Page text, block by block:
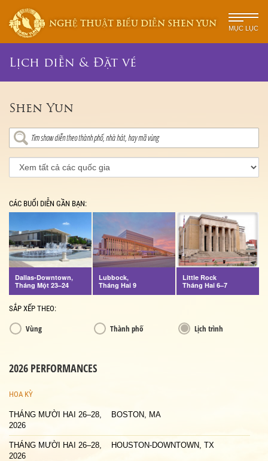
NGHỆ THUẬT BIỂU DIỄN SHEN YUN MỤC LỤC
Lịch diễn & Đặt vé
Shen Yun
CÁC BUỔI DIỄN GẦN BẠN:
Dallas-Downtown,
Tháng Một 23–24
Lubbock,
Tháng Hai 9
Little Rock
Tháng Hai 6–7
SẮP XẾP THEO:
Vùng
Thành phố Lịch trình
2026 PERFORMANCES
HOA KỲ
THÁNG MƯỜI HAI 26–28,
2026
BOSTON, MA
THÁNG MƯỜI HAI 26–28,
2026
HOUSTON-DOWNTOWN, TX